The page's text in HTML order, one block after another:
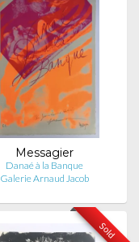
Messagier
Danaé à la Banque
Galerie Arnaud Jacob
Sold